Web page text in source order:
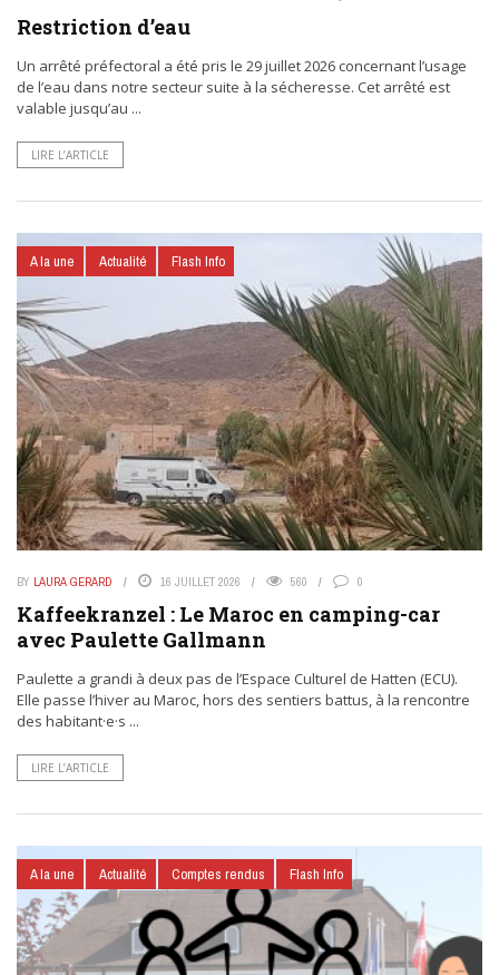
Restriction d’eau
Un arrêté préfectoral a été pris le 29 juillet 2026 concernant l’usage
de l’eau dans notre secteur suite à la sécheresse. Cet arrêté est
valable jusqu’au ...
LIRE L’ARTICLE
A la une Actualité Flash Info
BY LAURA GERARD 16 JUILLET 2026 560 0
Kaffeekranzel : Le Maroc en camping-car
avec Paulette Gallmann
Paulette a grandi à deux pas de l’Espace Culturel de Hatten (ECU).
Elle passe l’hiver au Maroc, hors des sentiers battus, à la rencontre
des habitant·e·s ...
LIRE L’ARTICLE
A la une Actualité Comptes rendus Flash Info